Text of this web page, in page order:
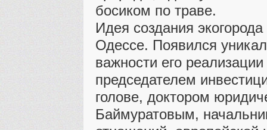
босиком по траве.
Идея создания
Одессе. Появился
важности его
председателем
голове, доктором
Баймуратовым,